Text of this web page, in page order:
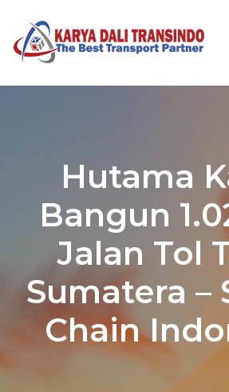
Hutama
Bangun
Jalan Tol
Sumatera –
Chain